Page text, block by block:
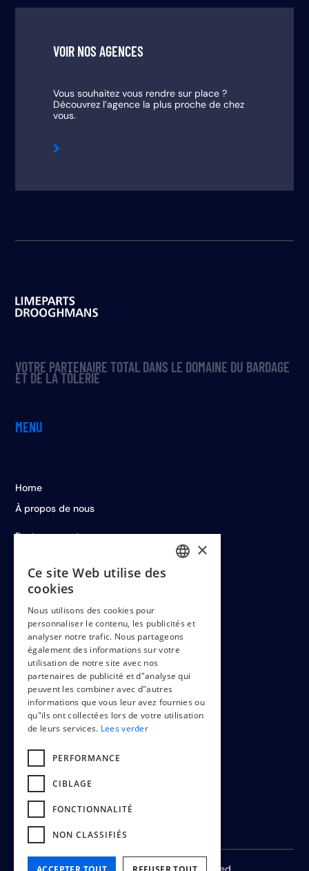
VOIR NOS AGENCES
Vous souhaitez vous rendre sur place ?
Découvrez l’agence la plus proche de chez
vous.

VOTRE PARTENAIRE TOTAL DANS LE DOMAINE DU BARDAGE
ET DE LA TÔLERIE
MENU
Home
À propos de nous
Postes vacants
LEGAL
Cookiepolicy
Terms & conditions
FRENCH
×
Ce site Web utilise des
cookies
Nous utilisons des cookies pour
personnaliser le contenu, les publicités et
analyser notre trafic. Nous partageons
également des informations sur votre
utilisation de notre site avec nos
partenaires de publicité et d"analyse qui
peuvent les combiner avec d"autres
informations que vous leur avez fournies ou
qu"ils ont collectées lors de votre utilisation
de leurs services. Lees verder
PERFORMANCE
CIBLAGE
FONCTIONNALITÉ
NON CLASSIFIÉS